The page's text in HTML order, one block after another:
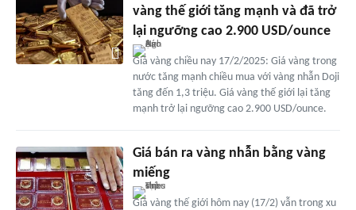
vàng thế giới tăng mạnh và đã trở
lại ngưỡng cao 2.900 USD/ounce
Giá vàng chiều nay 17/2/2025: Giá vàng trong
nước tăng mạnh chiều mua với vàng nhẫn Doji
tăng đến 1,3 triệu. Giá vàng thế giới lại tăng
mạnh trở lại ngưỡng cao 2.900 USD/ounce.
Giá bán ra vàng nhẫn bằng vàng
miếng
Giá vàng thế giới hôm nay (17/2) vẫn trong xu